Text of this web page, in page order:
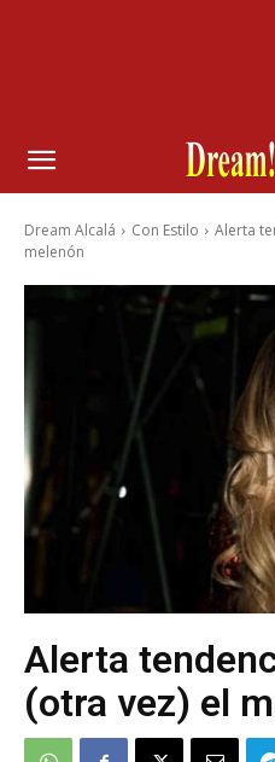
Dream Alcalá Con Estilo
Alerta
melenón
Alerta
(otra vez) el